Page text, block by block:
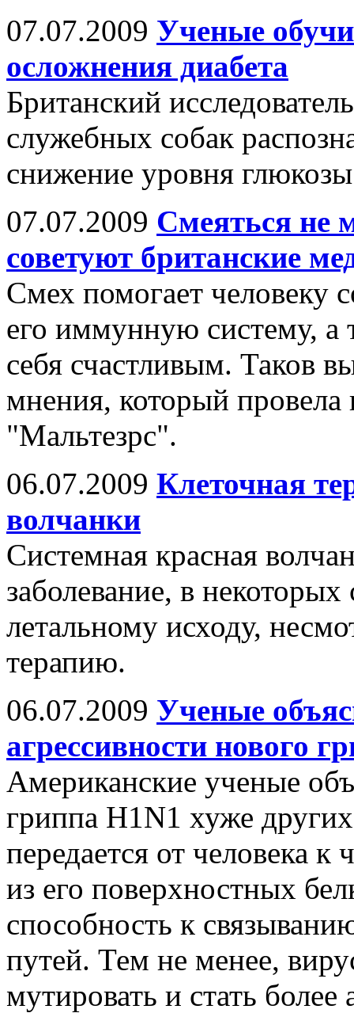
07.07.2009 Ученые
осложнения диабета
Британский
служебных собак
снижение уровня
07.07.2009 Смеяться не
советуют британские
Смех помогает человеку
его иммунную систему, а
себя счастливым. Таков
мнения, который
"Мальтезрс".
06.07.2009 Клеточная
волчанки
Системная красная
заболевание, в
летальному исходу,
терапию.
06.07.2009 Ученые
агрессивности нового
Американские ученые
гриппа H1N1 хуже
передается от человека к
из его поверхностных
способность к
путей. Тем не менее,
мутировать и стать